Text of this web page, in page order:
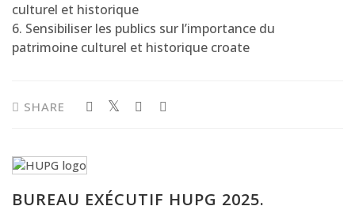
culturel et historique
6. Sensibiliser les publics sur l’importance du
patrimoine culturel et historique croate
SHARE
BUREAU EXÉCUTIF HUPG 2025.